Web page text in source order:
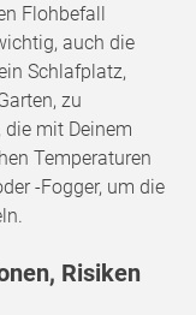
Flohbefall
auch die
Schlafplatz,
zu
die mit Deinem
Temperaturen
-Fogger, um die
Risiken